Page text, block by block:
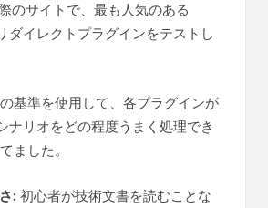
のサイトで、最も人気のある
ダイレクトプラグインをテストし
基準を使用して、各プラグインが
ナリオをどの程度うまく処理でき
ました。
: 初心者が技術文書を読むことな